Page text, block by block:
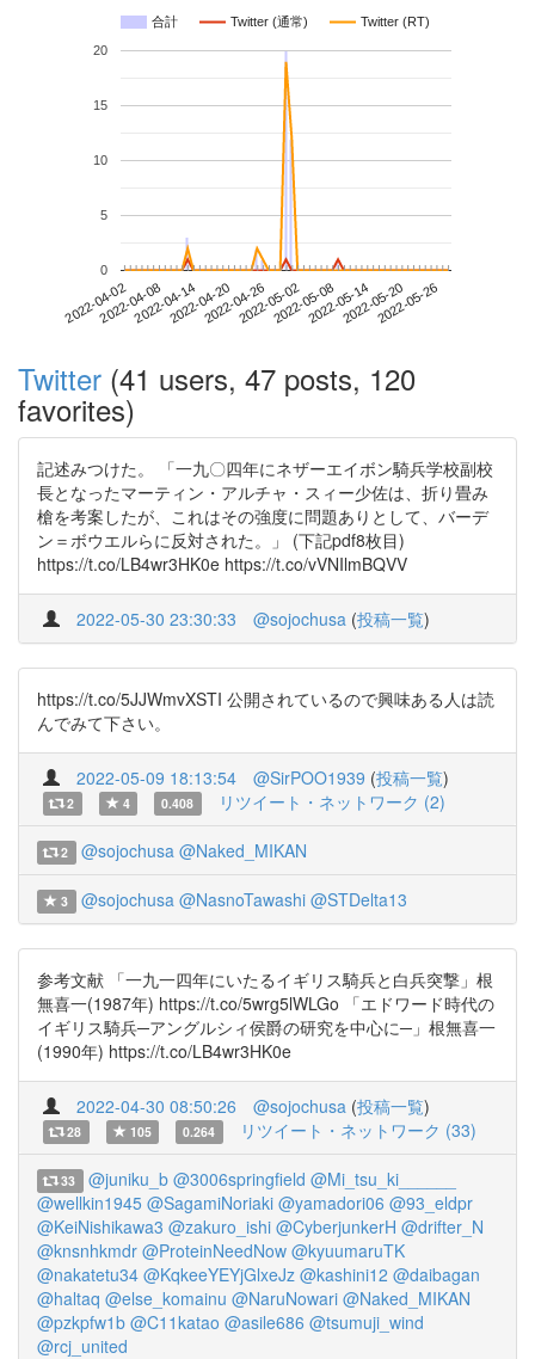
合計 Twitter (通常) Twitter (RT)
2022-04-022022-04-082022-04-142022-04-202022-04-262022-05-022022-05-082022-05-142022-05-202022-05-26
0
5
10
15
20
Twitter (41 users, 47 posts, 120
favorites)
記述みつけた。 「一九〇四年にネザーエイボン騎兵学校副校
長となったマーティン・アルチャ・スィー少佐は、折り畳み
槍を考案したが、これはその強度に問題ありとして、バーデ
ン＝ボウエルらに反対された。」 (下記pdf8枚目)
https://t.co/LB4wr3HK0e https://t.co/vVNIlmBQVV
2022-05-30 23:30:33 @sojochusa (投稿一覧)
https://t.co/5JJWmvXSTI 公開されているので興味ある人は読
んでみて下さい。
2022-05-09 18:13:54 @SirPOO1939 (投稿一覧)
2 4 0.408 リツイート・ネットワーク (2)
2 @sojochusa @Naked_MIKAN
3 @sojochusa @NasnoTawashi @STDelta13
参考文献 「一九一四年にいたるイギリス騎兵と白兵突撃」根
無喜一(1987年) https://t.co/5wrg5lWLGo 「エドワード時代の
イギリス騎兵─アングルシィ侯爵の研究を中心に─」根無喜一
(1990年) https://t.co/LB4wr3HK0e
2022-04-30 08:50:26 @sojochusa (投稿一覧)
28 105 0.264 リツイート・ネットワーク (33)
33 @juniku_b @3006springfield @Mi_tsu_ki______
@wellkin1945 @SagamiNoriaki @yamadori06 @93_eldpr
@KeiNishikawa3 @zakuro_ishi @CyberjunkerH @drifter_N
@knsnhkmdr @ProteinNeedNow @kyuumaruTK
@nakatetu34 @KqkeeYEYjGlxeJz @kashini12 @daibagan
@haltaq @else_komainu @NaruNowari @Naked_MIKAN
@pzkpfw1b @C11katao @asile686 @tsumuji_wind
@rcj_united